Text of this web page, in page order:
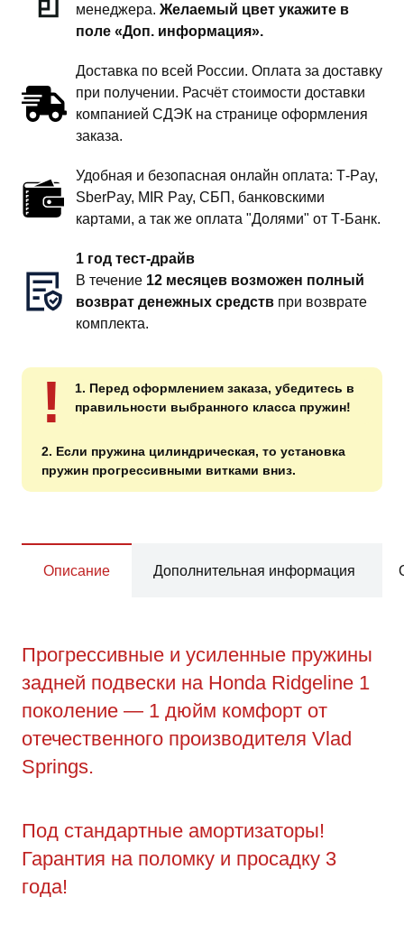
менеджера. Желаемый цвет укажите в
поле «Доп. информация».
Доставка по всей России. Оплата за доставку
при получении. Расчёт стоимости доставки
компанией СДЭК на странице оформления
заказа.
Удобная и безопасная онлайн оплата: T‑Pay,
SberPay, MIR Pay, СБП, банковскими
картами, а так же оплата "Долями" от Т-Банк.
1 год тест-драйв
В течение 12 месяцев возможен полный
возврат денежных средств при возврате
комплекта.
!
1. Перед оформлением заказа, убедитесь в
правильности выбранного класса пружин!
2. Если пружина цилиндрическая, то установка
пружин прогрессивными витками вниз.
Описание Дополнительная информация
Прогрессивные и усиленные пружины
задней подвески на Honda Ridgeline 1
поколение — 1 дюйм комфорт от
отечественного производителя Vlad
Springs.
Под стандартные амортизаторы!
Гарантия на поломку и просадку 3
года!